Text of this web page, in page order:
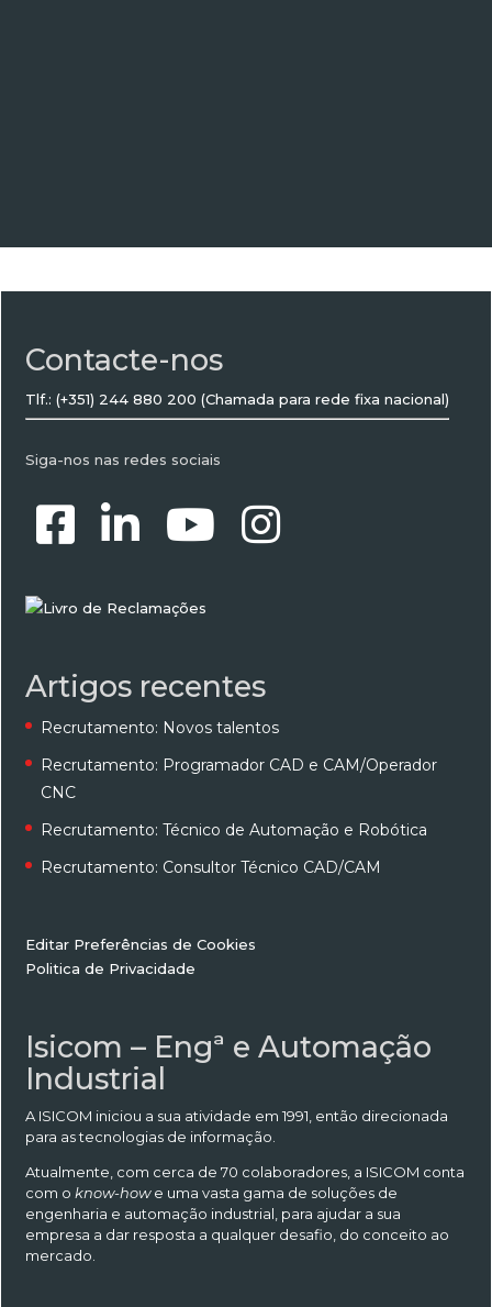
Contacte-nos
Tlf.: (+351) 244 880 200 (Chamada para rede fixa nacional)
Siga-nos nas redes sociais
Artigos recentes
Recrutamento: Novos talentos
Recrutamento: Programador CAD e CAM/Operador
CNC
Recrutamento: Técnico de Automação e Robótica
Recrutamento: Consultor Técnico CAD/CAM
Editar Preferências de Cookies
Politica de Privacidade
Isicom – Engª e Automação
Industrial
A ISICOM iniciou a sua atividade em 1991, então direcionada
para as tecnologias de informação.
Atualmente, com cerca de 70 colaboradores, a ISICOM conta
com oknow-howe uma vasta gama de soluções de
engenharia e automação industrial, para ajudar a sua
empresa a dar resposta a qualquer desafio, do conceito ao
mercado.